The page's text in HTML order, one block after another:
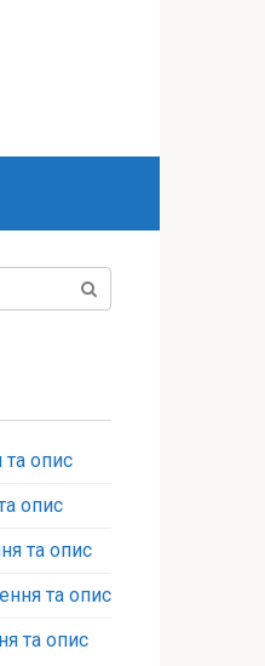
та опис
опис
та опис
та опис
та опис